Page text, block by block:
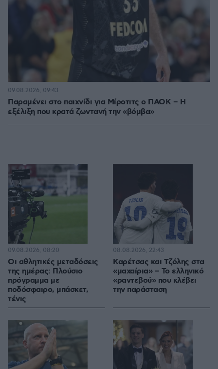
Παραμένει στο παιχνίδι για Μίροτιτς ο ΠΑΟΚ – Η
εξέλιξη που κρατά ζωντανή την «βόμβα»
09.08.2026, 09:43
Οι αθλητικές μεταδόσεις
της ημέρας: Πλούσιο
πρόγραμμα με
ποδόσφαιρο, μπάσκετ,
τένις
09.08.2026, 08:20
Καρέτσας και Τζόλης στα
«μαχαίρια» – Το ελληνικό
«ραντεβού» που κλέβει
την παράσταση
08.08.2026, 22:43